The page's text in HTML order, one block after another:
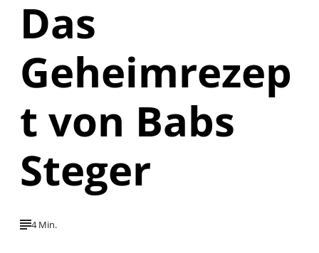
Das
Geheimrezep
t von Babs
Steger
4 Min.